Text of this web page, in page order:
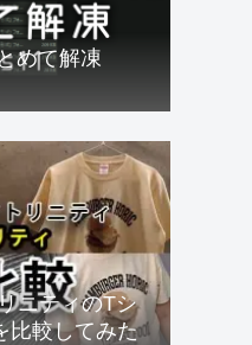
めて解凍
ニティのTシ
比較してみた